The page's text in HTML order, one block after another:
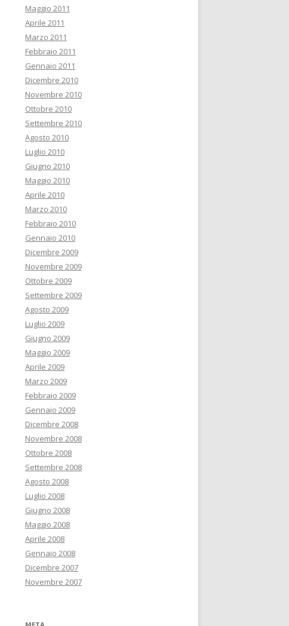
Maggio 2011
Aprile 2011
Marzo 2011
Febbraio 2011
Gennaio 2011
Dicembre 2010
Novembre 2010
Ottobre 2010
Settembre 2010
Agosto 2010
Luglio 2010
Giugno 2010
Maggio 2010
Aprile 2010
Marzo 2010
Febbraio 2010
Gennaio 2010
Dicembre 2009
Novembre 2009
Ottobre 2009
Settembre 2009
Agosto 2009
Luglio 2009
Giugno 2009
Maggio 2009
Aprile 2009
Marzo 2009
Febbraio 2009
Gennaio 2009
Dicembre 2008
Novembre 2008
Ottobre 2008
Settembre 2008
Agosto 2008
Luglio 2008
Giugno 2008
Maggio 2008
Aprile 2008
Gennaio 2008
Dicembre 2007
Novembre 2007